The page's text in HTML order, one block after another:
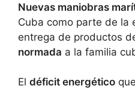
Nuevas maniobras
Cuba como parte de la
entrega de productos
normada a la familia
El déficit energético